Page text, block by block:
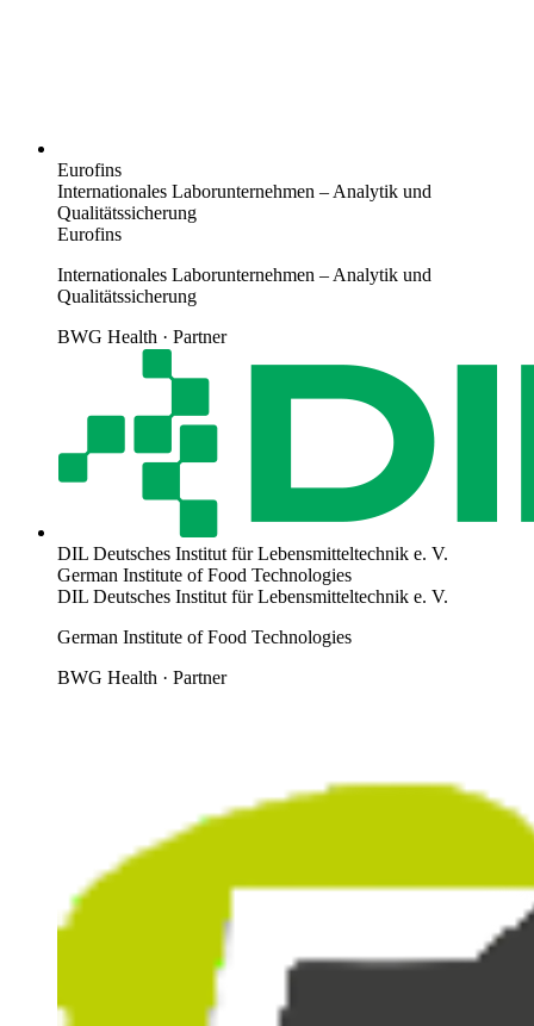
Eurofins
Internationales Laborunternehmen – Analytik und
Qualitätssicherung
Eurofins
Internationales Laborunternehmen – Analytik und
Qualitätssicherung
BWG Health · Partner
DIL Deutsches Institut für Lebensmitteltechnik e. V.
German Institute of Food Technologies
DIL Deutsches Institut für Lebensmitteltechnik e. V.
German Institute of Food Technologies
BWG Health · Partner